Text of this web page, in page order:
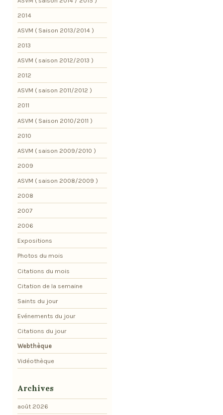
2014
ASVM ( Saison 2013/2014 )
2013
ASVM ( saison 2012/2013 )
2012
ASVM ( saison 2011/2012 )
2011
ASVM ( Saison 2010/2011 )
2010
ASVM ( saison 2009/2010 )
2009
ASVM ( saison 2008/2009 )
2008
2007
2006
Expositions
Photos du mois
Citations du mois
Citation de la semaine
Saints du jour
Evénements du jour
Citations du jour
Webthèque
Vidéothèque
Archives
août 2026